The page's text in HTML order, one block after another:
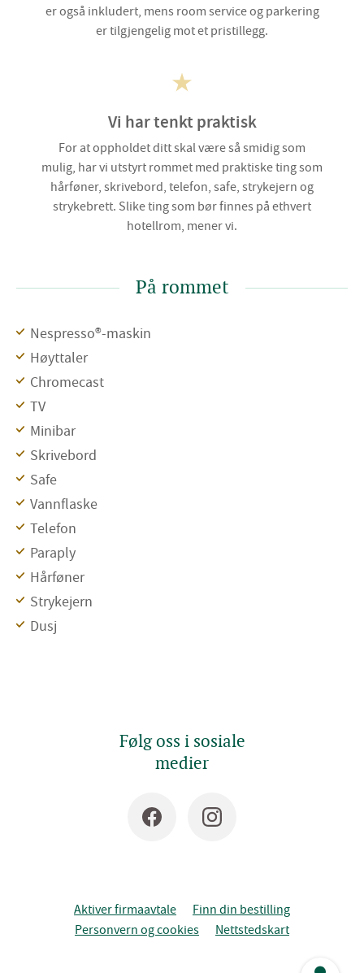
er også inkludert, mens room service og parkering
er tilgjengelig mot et pristillegg.
Vi har tenkt praktisk
For at oppholdet ditt skal være så smidig som
mulig, har vi utstyrt rommet med praktiske ting som
hårføner, skrivebord, telefon, safe, strykejern og
strykebrett. Slike ting som bør finnes på ethvert
hotellrom, mener vi.
På rommet
Nespresso®-maskin
Høyttaler
Chromecast
TV
Minibar
Skrivebord
Safe
Vannflaske
Telefon
Paraply
Hårføner
Strykejern
Dusj
Følg oss i sosiale
medier
Aktiver firmaavtale
Finn din bestilling
Personvern og cookies
Nettstedskart